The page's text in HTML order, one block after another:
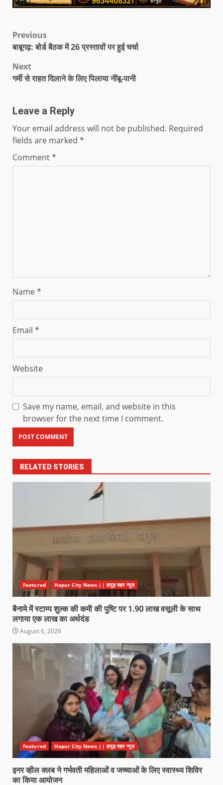
Previous
बाबूगढ़: बोर्ड बैठक में 26 प्रस्तावों पर हुई चर्चा
Next
गर्मी से राहत दिलाने के लिए पिलाया नींबू-पानी
Leave a Reply
Your email address will not be published. Required
fields are marked *
Comment*
Name*
Email *
Website
Save my name, email, and website in this
browser for the next time I comment.
RELATED STORIES
Featured Hapur City News || हापुड़ शहर न्यूज़
बैनामे में स्टाम्प शुल्क की कमी की पुष्टि पर 1.90 लाख वसूली के साथ
लगाया एक लाख का अर्थदंड
August 6, 2026
Featured Hapur City News || हापुड़ शहर न्यूज़
इनर व्हील क्लब ने गर्भवती महिलाओं व जच्चाओं के लिए स्वास्थ्य शिविर
का किया आयोजन